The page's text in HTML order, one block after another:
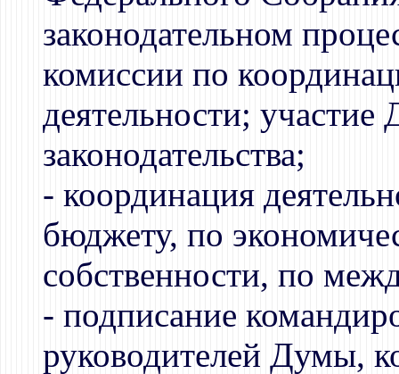
законодательном
комиссии по
деятельности;
законодательства;
- координация
бюджету, по
собственности, по
- подписание
руководителей Думы,